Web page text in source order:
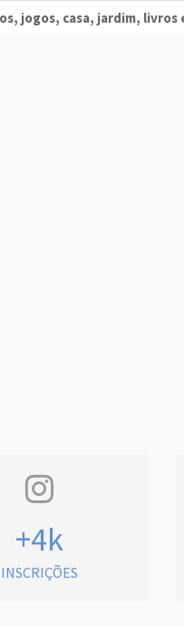
jogos, casa, jardim, livros
+4k
INSCRIÇÕES